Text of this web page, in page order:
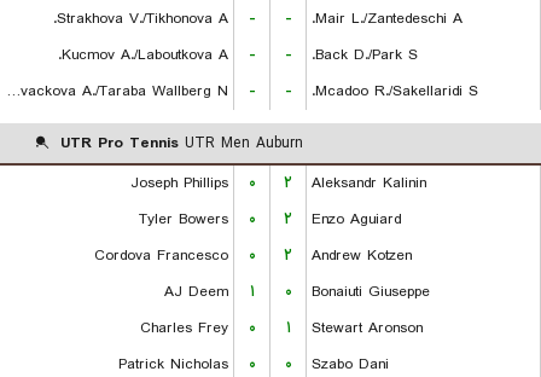
Strakhova V./Tikhonova A.
- -
Mair L./Zantedeschi A.
Kucmov A./Laboutkova A.
- -
Back D./Park S.
Kovackova A./Taraba Wallberg N.
- - Mcadoo R./Sakellaridi S.
UTR Pro Tennis UTR Men Auburn
Joseph Phillips
۰ ۲
Aleksandr Kalinin
Tyler Bowers
۰ ۲
Enzo Aguiard
Cordova Francesco
۰ ۲
Andrew Kotzen
AJ Deem
۱ ۰
Bonaiuti Giuseppe
Charles Frey
۰ ۱
Stewart Aronson
Patrick Nicholas
۰ ۰ Szabo Dani